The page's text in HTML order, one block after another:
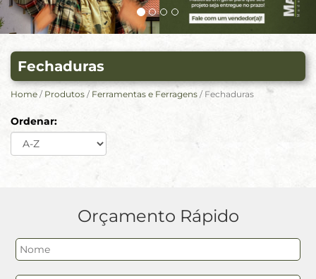
Fechaduras
Home / Produtos / Ferramentas e Ferragens / Fechaduras
Ordenar:
Orçamento Rápido